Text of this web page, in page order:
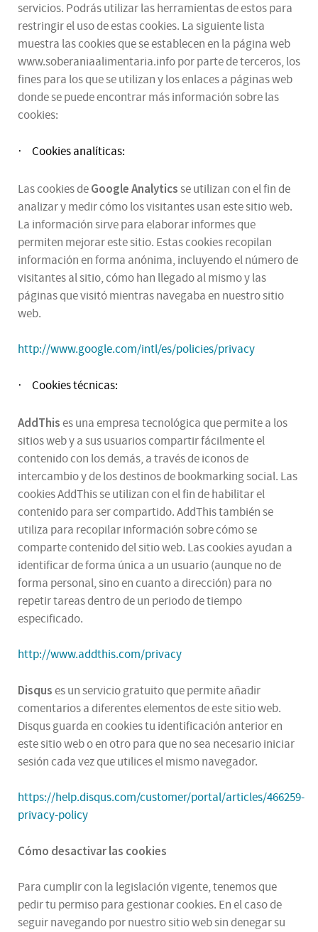
servicios. Podrás utilizar las herramientas de estos para
restringir el uso de estas cookies. La siguiente lista
muestra las cookies que se establecen en la página web
www.soberaniaalimentaria.info por parte de terceros, los
fines para los que se utilizan y los enlaces a páginas web
donde se puede encontrar más información sobre las
cookies:
· Cookies analíticas:
Las cookies deGoogle Analyticsse utilizan con el fin de
analizar y medir cómo los visitantes usan este sitio web.
La información sirve para elaborar informes que
permiten mejorar este sitio. Estas cookies recopilan
información en forma anónima, incluyendo el número de
visitantes al sitio, cómo han llegado al mismo y las
páginas que visitó mientras navegaba en nuestro sitio
web.
http://www.google.com/intl/es/policies/privacy
· Cookies técnicas:
AddThises una empresa tecnológica que permite a los
sitios web y a sus usuarios compartir fácilmente el
contenido con los demás, a través de iconos de
intercambio y de los destinos de bookmarking social. Las
cookies AddThis se utilizan con el fin de habilitar el
contenido para ser compartido. AddThis también se
utiliza para recopilar información sobre cómo se
comparte contenido del sitio web. Las cookies ayudan a
identificar de forma única a un usuario (aunque no de
forma personal, sino en cuanto a dirección) para no
repetir tareas dentro de un periodo de tiempo
especificado.
http://www.addthis.com/privacy
Disquses un servicio gratuito que permite añadir
comentarios a diferentes elementos de este sitio web.
Disqus guarda en cookies tu identificación anterior en
este sitio web o en otro para que no sea necesario iniciar
sesión cada vez que utilices el mismo navegador.
https://help.disqus.com/customer/portal/articles/466259-
privacy-policy
Cómo desactivar las cookies
Para cumplir con la legislación vigente, tenemos que
pedir tu permiso para gestionar cookies. En el caso de
seguir navegando por nuestro sitio web sin denegar su